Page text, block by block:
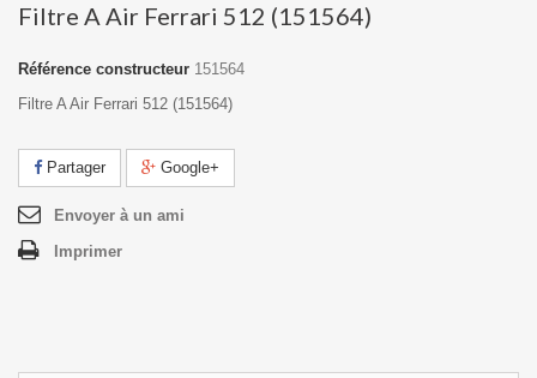
Filtre A Air Ferrari 512 (151564)
Référence constructeur 151564
Filtre A Air Ferrari 512 (151564)
Partager Google+
Envoyer à un ami
Imprimer